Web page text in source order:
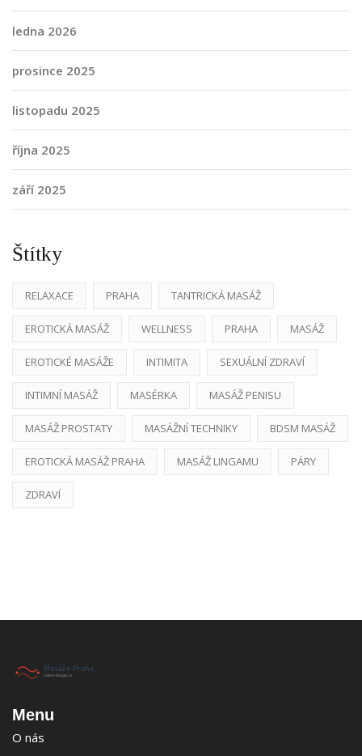
ledna 2026
prosince 2025
listopadu 2025
října 2025
září 2025
Štítky
RELAXACE PRAHA TANTRICKÁ MASÁŽ
EROTICKÁ MASÁŽ WELLNESS PRAHA MASÁŽ
EROTICKÉ MASÁŽE INTIMITA SEXUÁLNÍ ZDRAVÍ
INTIMNÍ MASÁŽ MASÉRKA MASÁŽ PENISU
MASÁŽ PROSTATY MASÁŽNÍ TECHNIKY BDSM MASÁŽ
EROTICKÁ MASÁŽ PRAHA MASÁŽ LINGAMU PÁRY
ZDRAVÍ
Menu
O nás